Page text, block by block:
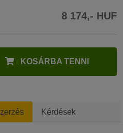
8 174,- HUF
KOSÁRBA TENNI
Kérdések